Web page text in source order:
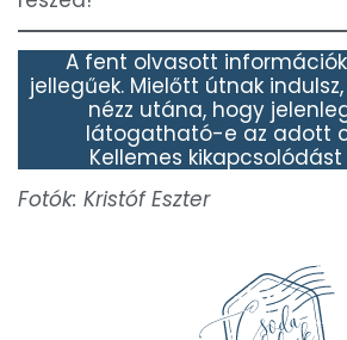
A fent olvasott
jellegűek. Mielőtt útnak
nézz utána, hogy
látogatható-e az adott
Kellemes
Fotók: Kristóf Eszter